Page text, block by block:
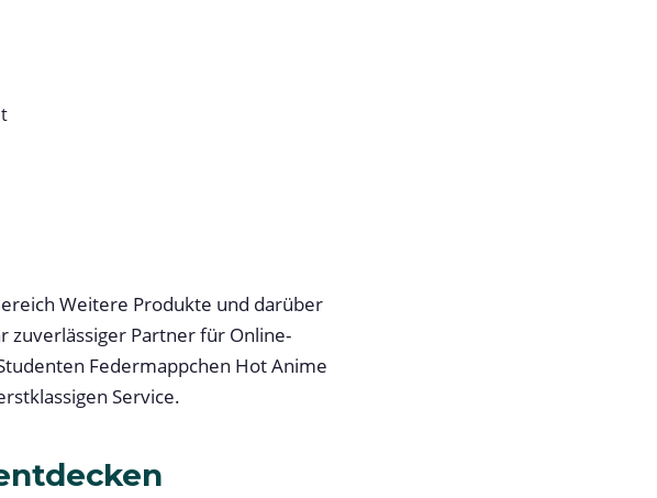
Weitere Produkte und darüber
zuverlässiger Partner für Online-
Federmappchen Hot Anime
Service.